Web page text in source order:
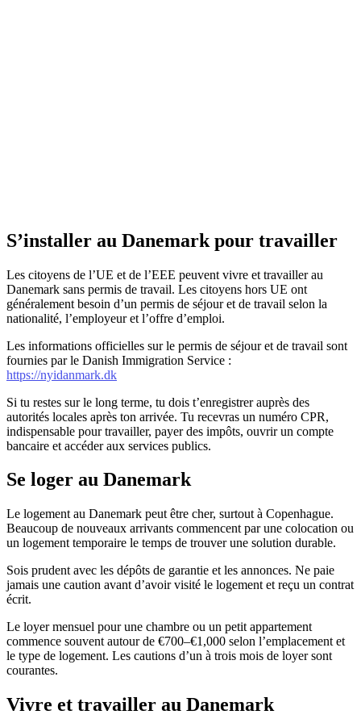
S’installer au Danemark pour travailler
Les citoyens de l’UE et de l’EEE peuvent vivre et travailler au
Danemark sans permis de travail. Les citoyens hors UE ont
généralement besoin d’un permis de séjour et de travail selon la
nationalité, l’employeur et l’offre d’emploi.
Les informations officielles sur le permis de séjour et de travail sont
fournies par le Danish Immigration Service :
https://nyidanmark.dk
Si tu restes sur le long terme, tu dois t’enregistrer auprès des
autorités locales après ton arrivée. Tu recevras un numéro CPR,
indispensable pour travailler, payer des impôts, ouvrir un compte
bancaire et accéder aux services publics.
Se loger au Danemark
Le logement au Danemark peut être cher, surtout à Copenhague.
Beaucoup de nouveaux arrivants commencent par une colocation ou
un logement temporaire le temps de trouver une solution durable.
Sois prudent avec les dépôts de garantie et les annonces. Ne paie
jamais une caution avant d’avoir visité le logement et reçu un contrat
écrit.
Le loyer mensuel pour une chambre ou un petit appartement
commence souvent autour de €700–€1,000 selon l’emplacement et
le type de logement. Les cautions d’un à trois mois de loyer sont
courantes.
Vivre et travailler au Danemark